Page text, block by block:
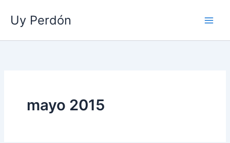
contenido
Uy Perdón
mayo 2015